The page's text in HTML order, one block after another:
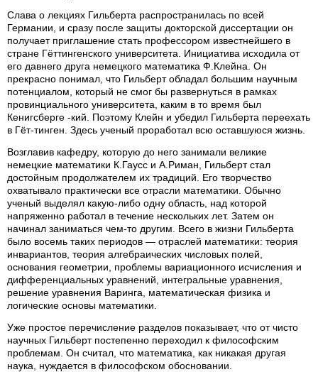
Слава о лекциях Гильберта распространилась по всей
Германии, и сразу после защиты докторской диссертации он
получает приглашение стать профессором известнейшего в
стране Гёттингенского университета. Инициатива исходила от
его давнего друга немецкого математика Ф.Клейна. Он
прекрасно понимал, что Гильберт обладал большим научным
потенциалом, который не смог бы развернуться в рамках
провинциального университета, каким в то время был
Кенигсберге -кий. Поэтому Клейн и убедил Гильберта переехать
в Гёт-тинген. Здесь ученый проработал всю оставшуюся жизнь.
Возглавив кафедру, которую до него занимали великие
немецкие математики К.Гаусс и А.Риман, Гильберт стал
достойным продолжателем их традиций. Его творчество
охватывало практически все отрасли математики. Обычно
ученый выделял какую-либо одну область, над которой
напряженно работал в течение нескольких лет. Затем он
начинал заниматься чем-то другим. Всего в жизни Гильберта
было восемь таких периодов — отраслей математики: теория
инвариантов, теория алгебраических числовых полей,
основания геометрии, проблемы вариационного исчисления и
дифференциальных уравнений, интегральные уравнения,
решение уравнения Варинга, математическая физика и
логические основы математики.
Уже простое перечисление разделов показывает, что от чисто
научных Гильберт постепенно переходил к философским
проблемам. Он считал, что математика, как никакая другая
наука, нуждается в философском обосновании.